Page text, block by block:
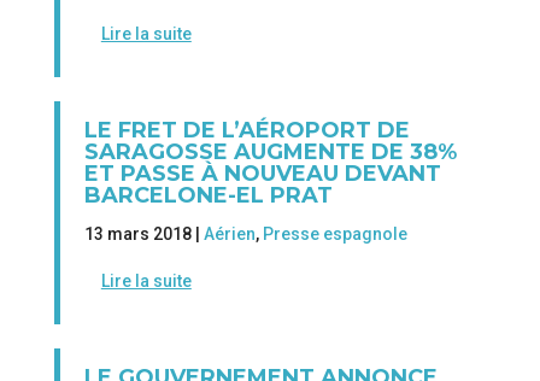
Lire la suite
LE FRET DE L’AÉROPORT DE
SARAGOSSE AUGMENTE DE 38%
ET PASSE À NOUVEAU DEVANT
BARCELONE-EL PRAT
13 mars 2018 | Aérien, Presse espagnole
Lire la suite